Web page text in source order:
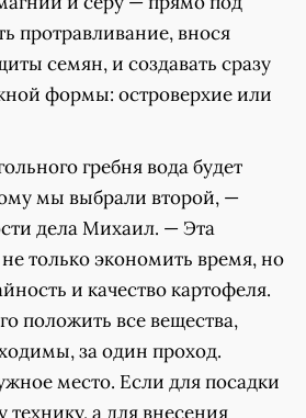
протравливание, внося
семян, и создавать сразу
формы: островерхие или
гребня вода будет
мы выбрали второй, —
дела Михаил. — Эта
только экономить время, но
и качество картофеля.
положить все вещества,
за один проход.
место. Если для посадки
технику, а для внесения